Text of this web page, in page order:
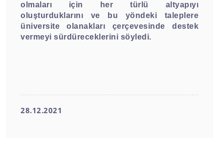
olmaları için her türlü altyapıyı
oluşturduklarını ve bu yöndeki taleplere
üniversite olanakları çerçevesinde destek
vermeyi sürdüreceklerini söyledi.
28.12.2021